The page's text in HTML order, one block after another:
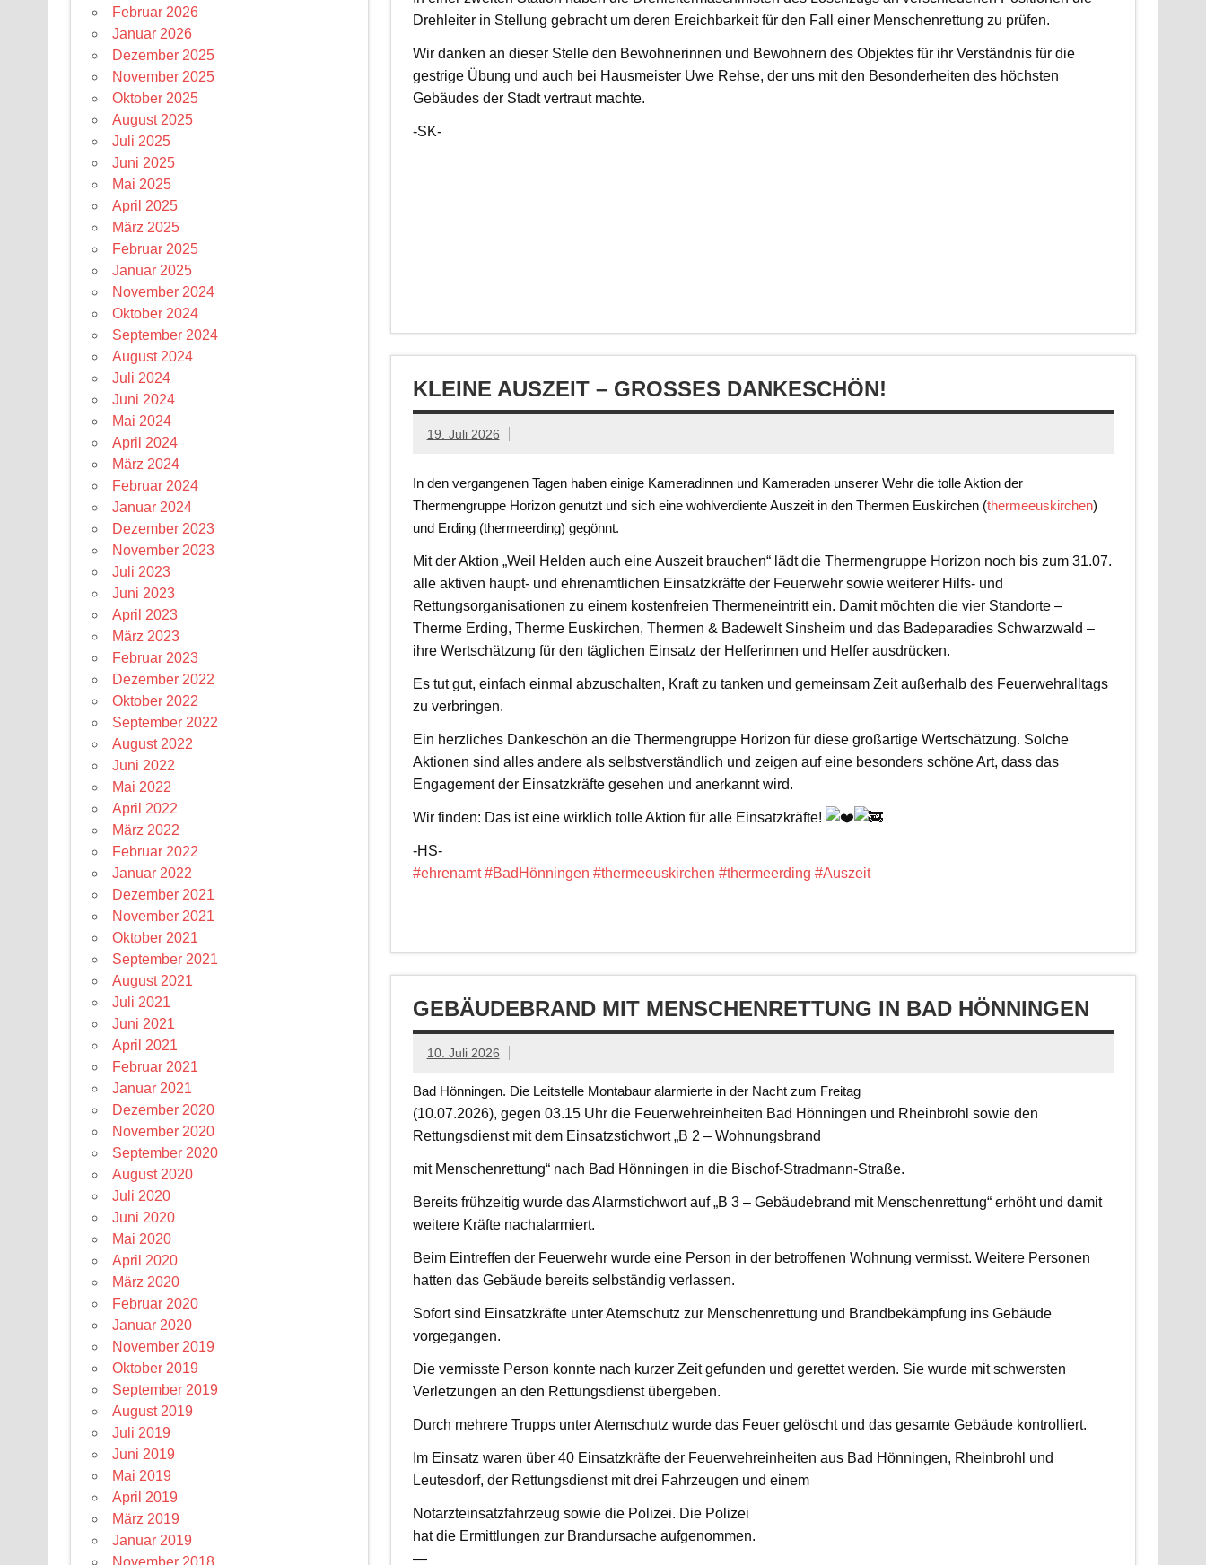
Drehleiter in Stellung gebracht um deren Ereichbarkeit für den Fall einer Menschenrettung zu prüfen.
Wir danken an dieser Stelle den Bewohnerinnen und Bewohnern des Objektes für ihr Verständnis für die
gestrige Übung und auch bei Hausmeister Uwe Rehse, der uns mit den Besonderheiten des höchsten
Gebäudes der Stadt vertraut machte.
-SK-
KLEINE AUSZEIT – GROSSES DANKESCHÖN!
19. Juli 2026
In den vergangenen Tagen haben einige Kameradinnen und Kameraden unserer Wehr die tolle Aktion der
Thermengruppe Horizon genutzt und sich eine wohlverdiente Auszeit in den Thermen Euskirchen (thermeeuskirchen)
und Erding (thermeerding) gegönnt.
Mit der Aktion „Weil Helden auch eine Auszeit brauchen“ lädt die Thermengruppe Horizon noch bis zum 31.07.
alle aktiven haupt- und ehrenamtlichen Einsatzkräfte der Feuerwehr sowie weiterer Hilfs- und
Rettungsorganisationen zu einem kostenfreien Thermeneintritt ein. Damit möchten die vier Standorte –
Therme Erding, Therme Euskirchen, Thermen & Badewelt Sinsheim und das Badeparadies Schwarzwald –
ihre Wertschätzung für den täglichen Einsatz der Helferinnen und Helfer ausdrücken.
Es tut gut, einfach einmal abzuschalten, Kraft zu tanken und gemeinsam Zeit außerhalb des Feuerwehralltags
zu verbringen.
Ein herzliches Dankeschön an die Thermengruppe Horizon für diese großartige Wertschätzung. Solche
Aktionen sind alles andere als selbstverständlich und zeigen auf eine besonders schöne Art, dass das
Engagement der Einsatzkräfte gesehen und anerkannt wird.
Wir finden: Das ist eine wirklich tolle Aktion für alle Einsatzkräfte!
-HS-
#ehrenamt #BadHönningen #thermeeuskirchen #thermeerding #Auszeit
GEBÄUDEBRAND MIT MENSCHENRETTUNG IN BAD HÖNNINGEN
10. Juli 2026
Bad Hönningen. Die Leitstelle Montabaur alarmierte in der Nacht zum Freitag
(10.07.2026), gegen 03.15 Uhr die Feuerwehreinheiten Bad Hönningen und Rheinbrohl sowie den
Rettungsdienst mit dem Einsatzstichwort „B 2 – Wohnungsbrand
mit Menschenrettung“ nach Bad Hönningen in die Bischof-Stradmann-Straße.
Bereits frühzeitig wurde das Alarmstichwort auf „B 3 – Gebäudebrand mit Menschenrettung“ erhöht und damit
weitere Kräfte nachalarmiert.
Beim Eintreffen der Feuerwehr wurde eine Person in der betroffenen Wohnung vermisst. Weitere Personen
hatten das Gebäude bereits selbständig verlassen.
Sofort sind Einsatzkräfte unter Atemschutz zur Menschenrettung und Brandbekämpfung ins Gebäude
vorgegangen.
Die vermisste Person konnte nach kurzer Zeit gefunden und gerettet werden. Sie wurde mit schwersten
Verletzungen an den Rettungsdienst übergeben.
Durch mehrere Trupps unter Atemschutz wurde das Feuer gelöscht und das gesamte Gebäude kontrolliert.
Im Einsatz waren über 40 Einsatzkräfte der Feuerwehreinheiten aus Bad Hönningen, Rheinbrohl und
Leutesdorf, der Rettungsdienst mit drei Fahrzeugen und einem
Notarzteinsatzfahrzeug sowie die Polizei. Die Polizei
hat die Ermittlungen zur Brandursache aufgenommen.
—
Februar 2026
Januar 2026
Dezember 2025
November 2025
Oktober 2025
August 2025
Juli 2025
Juni 2025
Mai 2025
April 2025
März 2025
Februar 2025
Januar 2025
November 2024
Oktober 2024
September 2024
August 2024
Juli 2024
Juni 2024
Mai 2024
April 2024
März 2024
Februar 2024
Januar 2024
Dezember 2023
November 2023
Juli 2023
Juni 2023
April 2023
März 2023
Februar 2023
Dezember 2022
Oktober 2022
September 2022
August 2022
Juni 2022
Mai 2022
April 2022
März 2022
Februar 2022
Januar 2022
Dezember 2021
November 2021
Oktober 2021
September 2021
August 2021
Juli 2021
Juni 2021
April 2021
Februar 2021
Januar 2021
Dezember 2020
November 2020
September 2020
August 2020
Juli 2020
Juni 2020
Mai 2020
April 2020
März 2020
Februar 2020
Januar 2020
November 2019
Oktober 2019
September 2019
August 2019
Juli 2019
Juni 2019
Mai 2019
April 2019
März 2019
Januar 2019